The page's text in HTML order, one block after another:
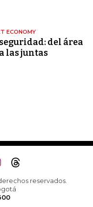
ECONOMY
del área
las juntas
reservados.